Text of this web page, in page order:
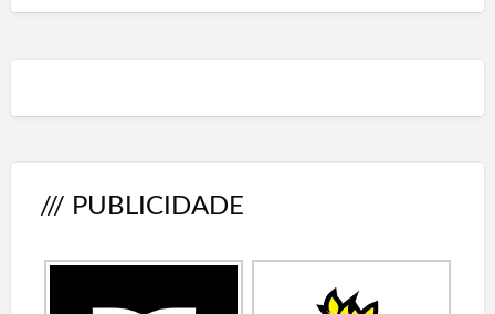
/// PUBLICIDADE